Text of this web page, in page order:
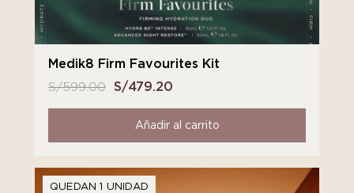
Medik8 Firm Favourites Kit
S/599.00 El
precio
original
era:
S/479.20
precio
actual
es:
Añadir al carrito
QUEDAN 1 UNIDAD